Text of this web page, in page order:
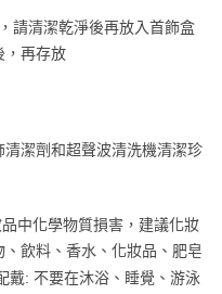
請清潔乾淨後再放入首飾盒
，再存放
潔劑和超聲波清洗機清潔珍
中化學物質損害，建議化妝
飲料、香水、化妝品、肥皂
: 不要在沐浴、睡覺、游泳